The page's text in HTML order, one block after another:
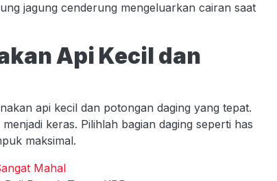
jagung cenderung mengeluarkan cairan saat
Api Kecil dan
api kecil dan potongan daging yang tepat.
keras. Pilihlah bagian daging seperti has
maksimal.
Mahal